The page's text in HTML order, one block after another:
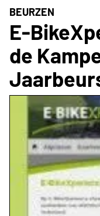
Contact
Over ons
Adverteren
Abonnementen
BEURZEN
E-
de